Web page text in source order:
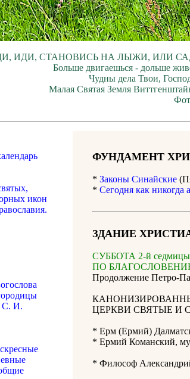
ИДИ, СТАНОВИСЬ НА ЛЫЖИ, ИЛИ
Больше двигаешься - дольше
Чудны дела Твои,
Малая Святая Земля
икон
С. И.
ФУНДАМЕНТ
* Законы Синайские
* Сегодня как никогда
ЗДАНИЕ
СУББОТА 2-й седмицы
ПО
Продолжение Петро-
ЦЕРКВИ СВЯТЫЕ И
* Ерм (Ермий)
* Ермий Команский,
* Философ